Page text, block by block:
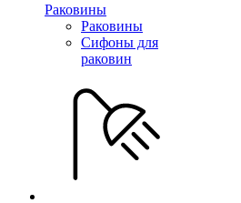
Раковины
Раковины
Сифоны для
раковин